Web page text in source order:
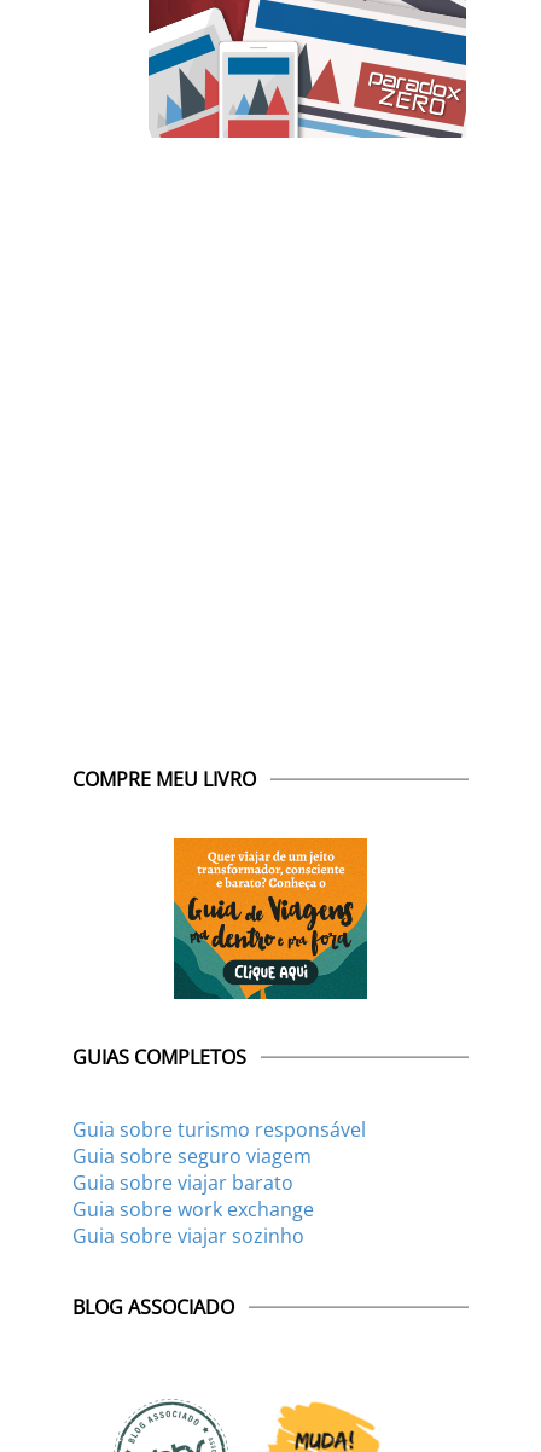
COMPRE MEU LIVRO
GUIAS COMPLETOS
Guia sobre turismo responsável
Guia sobre seguro viagem
Guia sobre viajar barato
Guia sobre work exchange
Guia sobre viajar sozinho
BLOG ASSOCIADO